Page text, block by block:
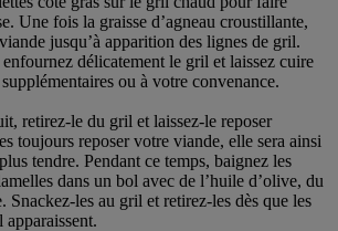
Une fois la graisse d’agneau croustillante,
jusqu’à apparition des lignes de gril.
délicatement le gril et laissez cuire
ou à votre convenance.
retirez-le du gril et laissez-le reposer
toujours reposer votre viande, elle sera ainsi
tendre. Pendant ce temps, baignez les
dans un bol avec de l’huile d’olive, du
Snackez-les au gril et retirez-les dès que les
apparaissent.